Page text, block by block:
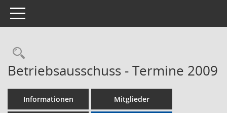
Toggle navigation
Rechercheauswahl
Betriebsausschuss - Termine 2009
Informationen Mitglieder